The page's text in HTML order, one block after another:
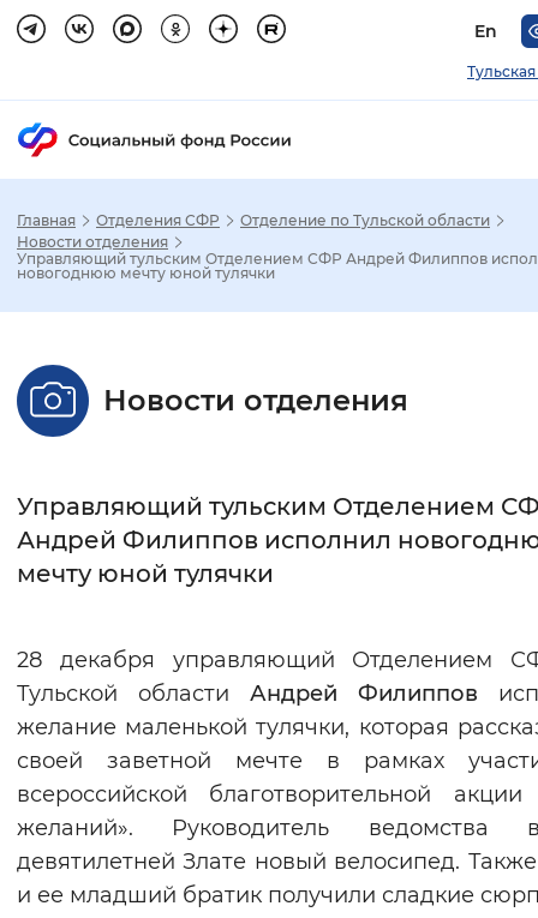
En
Стандартный Увеличенный
Без засечек С засечками
Интервал между буквами
Цвет сайта
Монохромный Инверсивный
Синий фон
Изображения
Включены Выключены
Главная Отделения СФР
Отделение по Тульской области
Новости отделения
Управляющий тульским Отделением СФР Андрей Филиппов
новогоднюю мечту юной тулячки
Новости отделения
Управляющий тульским Отделением
Андрей Филиппов исполнил
мечту юной тулячки
28 декабря управляющий Отделением
Тульской области Андрей Филиппов
желание маленькой тулячки, которая
своей заветной мечте в рамках
всероссийской благотворительной акции
желаний». Руководитель ведомства
девятилетней Злате новый велосипед.
и ее младший братик получили сладкие